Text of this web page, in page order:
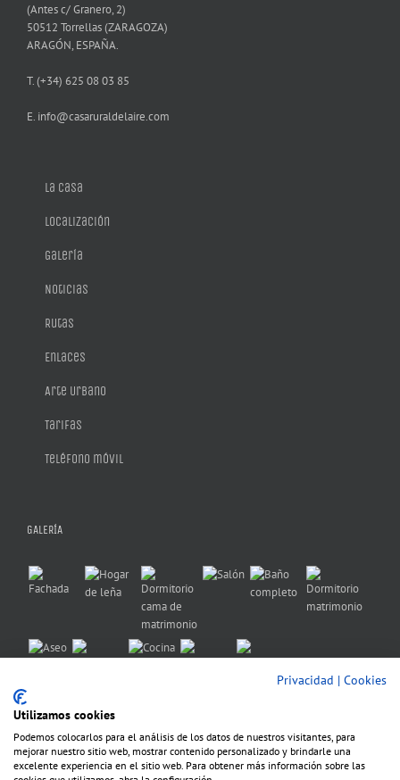
(Antes c/ Granero, 2)
50512 Torrellas (ZARAGOZA)
ARAGÓN, ESPAÑA.
T. (+34) 625 08 03 85
E. info@casaruraldelaire.com
La casa
Localización
Galería
Noticias
Rutas
Enlaces
Arte Urbano
Tarifas
Teléfono móvil
GALERÍA
Privacidad | Cookies
Utilizamos cookies
Podemos colocarlos para el análisis de los datos de nuestros visitantes, para
mejorar nuestro sitio web, mostrar contenido personalizado y brindarle una
excelente experiencia en el sitio web. Para obtener más información sobre las